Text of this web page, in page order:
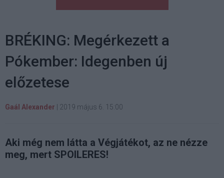
BRÉKING: Megérkezett a
Pókember: Idegenben új
előzetese
Gaál Alexander 2019 május 6. 15:00
Aki még nem látta a Végjátékot, az ne nézze
meg, mert SPOILERES!